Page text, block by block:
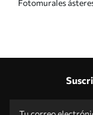
Fotomurales